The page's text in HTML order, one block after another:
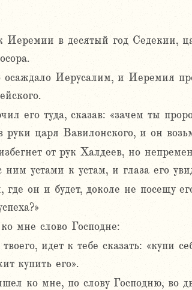
Иеремии в десятый год Седекии,
осаждало Иерусалим, и Иеремия
его туда, сказав: «зачем ты
руки царя Вавилонского, и он
от рук Халдеев, но
ним устами к устам, и глаза его
он и будет, доколе не посещу
мне слово Господне:
идет к тебе сказать: «купи
купить его».
ко мне, по слову Господню, во